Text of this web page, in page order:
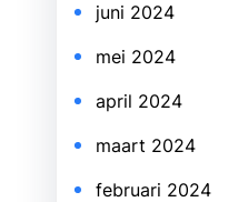
juni 2024
mei 2024
april 2024
maart 2024
februari 2024